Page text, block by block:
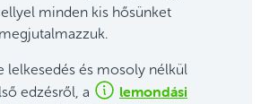
minden kis hősünket
megjutalmazzuk.
lelkesedés és mosoly nélkül
edzésről, a
lemondási